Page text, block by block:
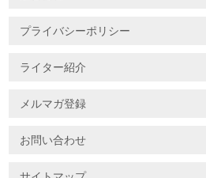
プライバシーポリシー
ライター紹介
メルマガ登録
お問い合わせ